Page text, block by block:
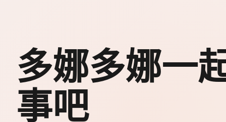
多娜多娜一
事吧